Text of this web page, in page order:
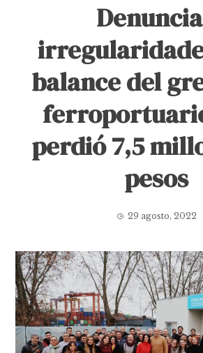
balance del
perdió 7,5
pesos
29 agosto, 2022